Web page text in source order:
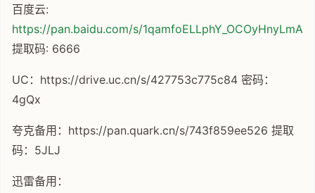
百度云:
https://pan.baidu.com/s/1qamfoELLphY_OCOyHnyLmA
提取码: 6666
UC：https://drive.uc.cn/s/427753c775c84 密码：
4gQx
夸克备用：https://pan.quark.cn/s/743f859ee526 提取
码：5JLJ
迅雷备用：